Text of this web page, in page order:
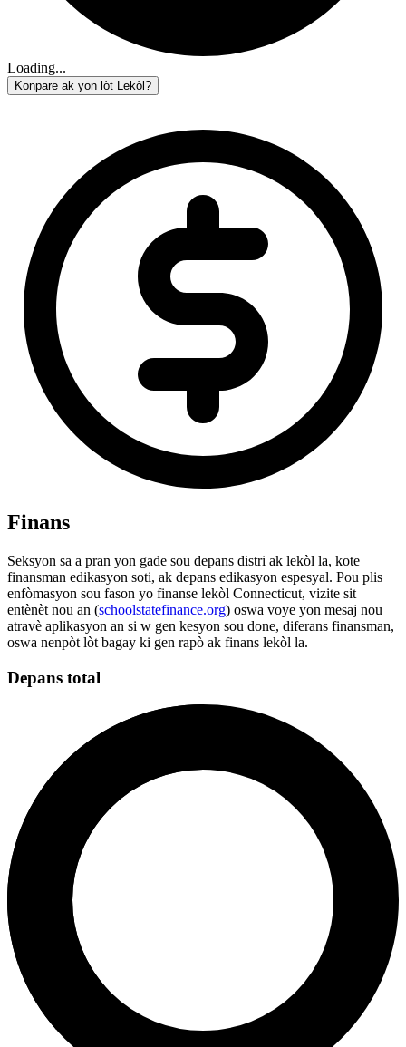
Loading...
Konpare ak yon lòt Lekòl?
Finans
Seksyon sa a pran yon gade sou depans distri ak lekòl la, kote
finansman edikasyon soti, ak depans edikasyon espesyal. Pou plis
enfòmasyon sou fason yo finanse lekòl Connecticut, vizite sit
entènèt nou an (schoolstatefinance.org) oswa voye yon mesaj nou
atravè aplikasyon an si w gen kesyon sou done, diferans finansman,
oswa nenpòt lòt bagay ki gen rapò ak finans lekòl la.
Depans total